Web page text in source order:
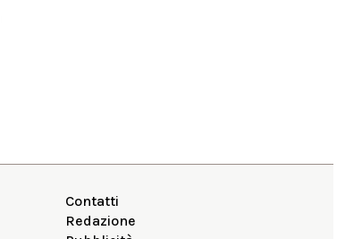
Contatti
Redazione